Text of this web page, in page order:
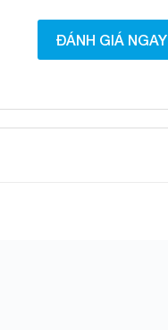
ĐÁNH GIÁ NGAY